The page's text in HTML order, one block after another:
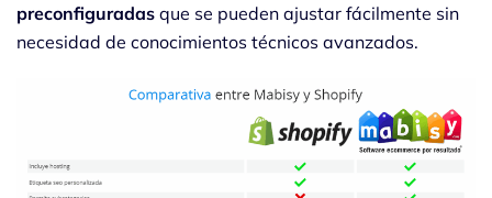
preconfiguradas que se pueden ajustar fácilmente sin
necesidad de conocimientos técnicos avanzados.